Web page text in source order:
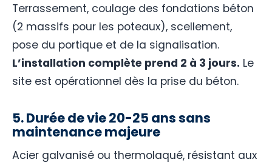
Terrassement, coulage des fondations béton
(2 massifs pour les poteaux), scellement,
pose du portique et de la signalisation.
L’installation complète prend 2 à 3 jours. Le
site est opérationnel dès la prise du béton.
5. Durée de vie 20-25 ans sans
maintenance majeure
Acier galvanisé ou thermolaqué, résistant aux